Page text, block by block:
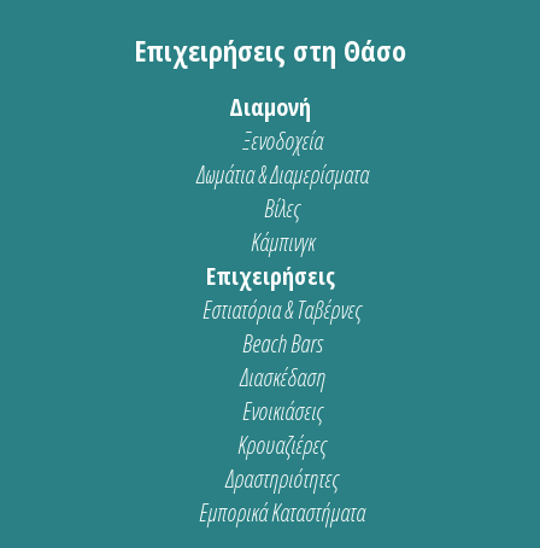
Επιχειρήσεις στη Θάσο
Διαμονή
Ξενοδοχεία
Δωμάτια & Διαμερίσματα
Βίλες
Κάμπινγκ
Επιχειρήσεις
Εστιατόρια & Ταβέρνες
Beach Bars
Διασκέδαση
Ενοικιάσεις
Κρουαζιέρες
Δραστηριότητες
Εμπορικά Καταστήματα